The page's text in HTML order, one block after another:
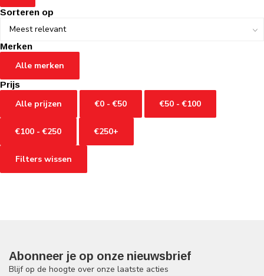
Sorteren op
Merken
Alle merken
Prijs
Alle prijzen €0 - €50 €50 - €100
€100 - €250 €250+
Filters wissen
Abonneer je op onze nieuwsbrief
Blijf op de hoogte over onze laatste acties